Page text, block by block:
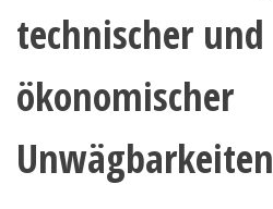
technischer und
ökonomischer
Unwägbarkeiten